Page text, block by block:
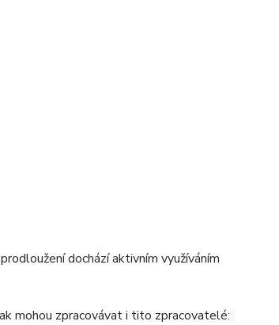
dochází aktivním využíváním
mohou zpracovávat i tito zpracovatelé: